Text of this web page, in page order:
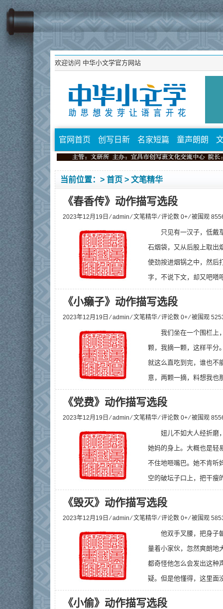
欢迎访问 中华小文学官方网站
官网首页 创写日新 名家短篇 童声朗朗
当前位置：> 首页 > 文笔精华
《春香传》动作描写选段
2023年12月19日 ⁄admin⁄文笔精华⁄ 评论数 0+ ⁄ 被围观
只见有一汉子，低戴
石烟袋，又从后股上取出
使劲按进烟锅之中，然后
字，不说下文，却又吧嗒
《小癞子》动作描写选段
2023年12月19日 ⁄admin⁄文笔精华⁄ 评论数 0+ ⁄ 被围观
我们坐在一个围栏上
颗，我摘一颗，这样平分
就这么直吃到完，谁也不
意，两颗一摘，料想我也
《党费》动作描写选段
2023年12月19日 ⁄admin⁄文笔精华⁄ 评论数 0+ ⁄ 被围观
妞儿不如大人经折磨
她妈的身上。大概也是轻
不住地咂嘴巴。她不肯听
空的破坛子口上，把干瘦
《毁灭》动作描写选段
2023年12月19日 ⁄admin⁄文笔精华⁄ 评论数 0+ ⁄ 被围观
他双手叉腰，把身子
量着小家伙，忽然爽朗地
都奇怪他怎么会发出这种
疑。但是他懂得，这里面
《小偷》动作描写选段